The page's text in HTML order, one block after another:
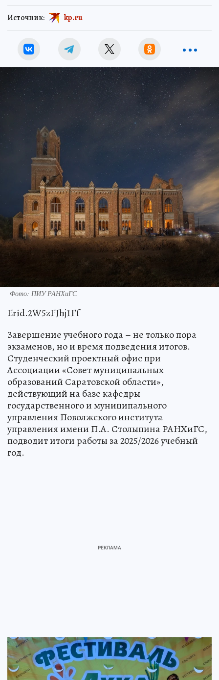
Источник: kp.ru
Фото: ПИУ РАНХиГС
Erid.2W5zFJhj1Ff
Завершение учебного года – не только пора
экзаменов, но и время подведения итогов.
Студенческий проектный офис при
Ассоциации «Совет муниципальных
образований Саратовской области»,
действующий на базе кафедры
государственного и муниципального
управления Поволжского института
управления имени П.А. Столыпина РАНХиГС,
подводит итоги работы за 2025/2026 учебный
год.